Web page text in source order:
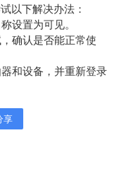
以下解决办法：
设置为可见。
确认是否能正常使
和设备，并重新登录
享